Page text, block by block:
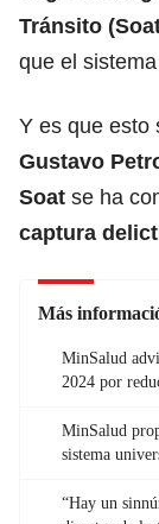
Tránsito
que el
Y es que esto
Gustavo
Soat se ha
captura
Más
MinSalud
2024 por
MinSalud
sistema
“Hay un